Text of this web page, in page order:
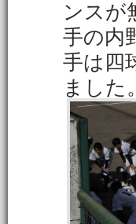
ンスが
手の内
手は四
ました。